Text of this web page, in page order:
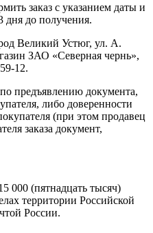
заказ с указанием даты и
дня до получения.
Великий Устюг, ул. А.
ЗАО «Северная чернь»,
12.
предъявлению документа,
либо доверенности
(при этом продавец
заказа документ,
000 (пятнадцать тысяч)
территории Российской
России.